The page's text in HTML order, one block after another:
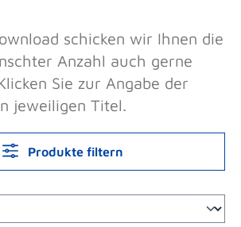
schicken wir Ihnen die
Anzahl auch gerne
Sie zur Angabe der
jeweiligen Titel.
Produkte filtern